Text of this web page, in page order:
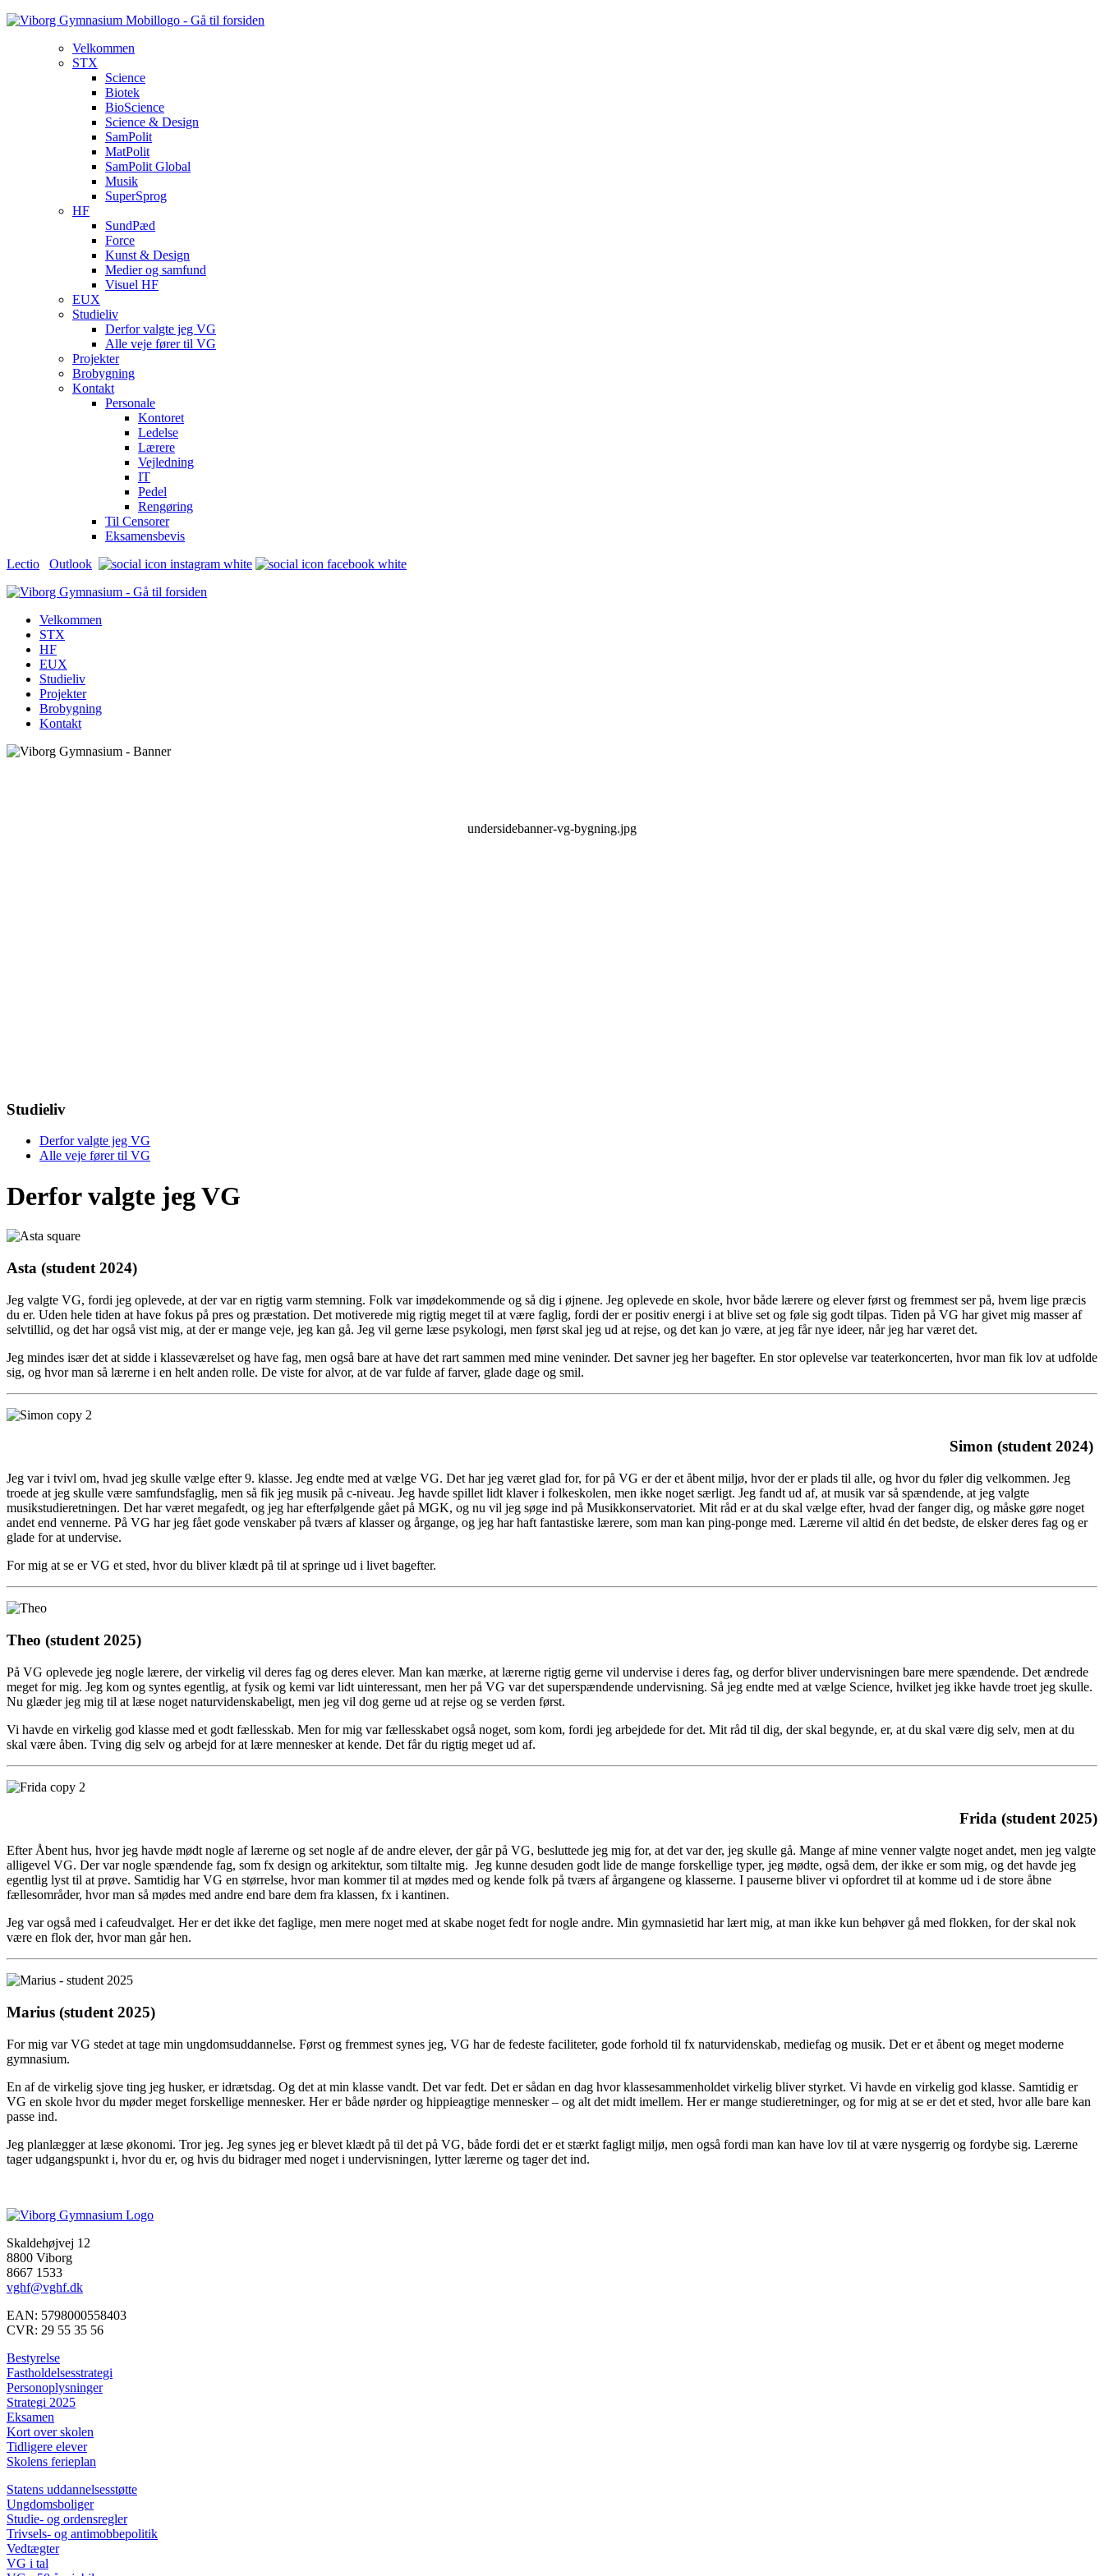
Velkommen
STX
Science
Biotek
BioScience
Science & Design
SamPolit
MatPolit
SamPolit Global
Musik
SuperSprog
HF
SundPæd
Force
Kunst & Design
Medier og samfund
Visuel HF
EUX
Studieliv
Derfor valgte jeg VG
Alle veje fører til VG
Projekter
Brobygning
Kontakt
Personale
Kontoret
Ledelse
Lærere
Vejledning
IT
Pedel
Rengøring
Til Censorer
Eksamensbevis
Lectio
Outlook
Velkommen
STX
HF
EUX
Studieliv
Projekter
Brobygning
Kontakt
undersidebanner-vg-bygning.jpg
Studieliv
Derfor valgte jeg VG
Alle veje fører til VG
Derfor valgte jeg VG
Asta (student 2024)
Jeg valgte VG, fordi jeg oplevede, at der var en rigtig varm stemning. Folk var imødekommende og så dig i øjnene. Jeg oplevede en skole, hvor både lærere og elever først og fremmest ser på, hvem lige præcis
du er. Uden hele tiden at have fokus på pres og præstation. Det motiverede mig rigtig meget til at være faglig, fordi der er positiv energi i at blive set og føle sig godt tilpas. Tiden på VG har givet mig masser af
selvtillid, og det har også vist mig, at der er mange veje, jeg kan gå. Jeg vil gerne læse psykologi, men først skal jeg ud at rejse, og det kan jo være, at jeg får nye ideer, når jeg har været det.
Jeg mindes især det at sidde i klasseværelset og have fag, men også bare at have det rart sammen med mine veninder. Det savner jeg her bagefter. En stor oplevelse var teaterkoncerten, hvor man fik lov at udfolde
sig, og hvor man så lærerne i en helt anden rolle. De viste for alvor, at de var fulde af farver, glade dage og smil.
Simon (student 2024)
Jeg var i tvivl om, hvad jeg skulle vælge efter 9. klasse. Jeg endte med at vælge VG. Det har jeg været glad for, for på VG er der et åbent miljø, hvor der er plads til alle, og hvor du føler dig velkommen. Jeg
troede at jeg skulle være samfundsfaglig, men så fik jeg musik på c-niveau. Jeg havde spillet lidt klaver i folkeskolen, men ikke noget særligt. Jeg fandt ud af, at musik var så spændende, at jeg valgte
musikstudieretningen. Det har været megafedt, og jeg har efterfølgende gået på MGK, og nu vil jeg søge ind på Musikkonservatoriet. Mit råd er at du skal vælge efter, hvad der fanger dig, og måske gøre noget
andet end vennerne. På VG har jeg fået gode venskaber på tværs af klasser og årgange, og jeg har haft fantastiske lærere, som man kan ping-ponge med. Lærerne vil altid én det bedste, de elsker deres fag og er
glade for at undervise.
For mig at se er VG et sted, hvor du bliver klædt på til at springe ud i livet bagefter.
Theo (student 2025)
På VG oplevede jeg nogle lærere, der virkelig vil deres fag og deres elever. Man kan mærke, at lærerne rigtig gerne vil undervise i deres fag, og derfor bliver undervisningen bare mere spændende. Det ændrede
meget for mig. Jeg kom og syntes egentlig, at fysik og kemi var lidt uinteressant, men her på VG var det superspændende undervisning. Så jeg endte med at vælge Science, hvilket jeg ikke havde troet jeg skulle.
Nu glæder jeg mig til at læse noget naturvidenskabeligt, men jeg vil dog gerne ud at rejse og se verden først.
Vi havde en virkelig god klasse med et godt fællesskab. Men for mig var fællesskabet også noget, som kom, fordi jeg arbejdede for det. Mit råd til dig, der skal begynde, er, at du skal være dig selv, men at du
skal være åben. Tving dig selv og arbejd for at lære mennesker at kende. Det får du rigtig meget ud af.
Frida (student 2025)
Efter Åbent hus, hvor jeg havde mødt nogle af lærerne og set nogle af de andre elever, der går på VG, besluttede jeg mig for, at det var der, jeg skulle gå. Mange af mine venner valgte noget andet, men jeg valgte
alligevel VG. Der var nogle spændende fag, som fx design og arkitektur, som tiltalte mig. Jeg kunne desuden godt lide de mange forskellige typer, jeg mødte, også dem, der ikke er som mig, og det havde jeg
egentlig lyst til at prøve. Samtidig har VG en størrelse, hvor man kommer til at mødes med og kende folk på tværs af årgangene og klasserne. I pauserne bliver vi opfordret til at komme ud i de store åbne
fællesområder, hvor man så mødes med andre end bare dem fra klassen, fx i kantinen.
Jeg var også med i cafeudvalget. Her er det ikke det faglige, men mere noget med at skabe noget fedt for nogle andre. Min gymnasietid har lært mig, at man ikke kun behøver gå med flokken, for der skal nok
være en flok der, hvor man går hen.
Marius (student 2025)
For mig var VG stedet at tage min ungdomsuddannelse. Først og fremmest synes jeg, VG har de fedeste faciliteter, gode forhold til fx naturvidenskab, mediefag og musik. Det er et åbent og meget moderne
gymnasium.
En af de virkelig sjove ting jeg husker, er idrætsdag. Og det at min klasse vandt. Det var fedt. Det er sådan en dag hvor klassesammenholdet virkelig bliver styrket. Vi havde en virkelig god klasse. Samtidig er
VG en skole hvor du møder meget forskellige mennesker. Her er både nørder og hippieagtige mennesker – og alt det midt imellem. Her er mange studieretninger, og for mig at se er det et sted, hvor alle bare kan
passe ind.
Jeg planlægger at læse økonomi. Tror jeg. Jeg synes jeg er blevet klædt på til det på VG, både fordi det er et stærkt fagligt miljø, men også fordi man kan have lov til at være nysgerrig og fordybe sig. Lærerne
tager udgangspunkt i, hvor du er, og hvis du bidrager med noget i undervisningen, lytter lærerne og tager det ind.
Skaldehøjvej 12
8800 Viborg
8667 1533
vghf@vghf.dk
EAN: 5798000558403
CVR: 29 55 35 56
Bestyrelse
Fastholdelsesstrategi
Personoplysninger
Strategi 2025
Eksamen
Kort over skolen
Tidligere elever
Skolens ferieplan
Statens uddannelsesstøtte
Ungdomsboliger
Studie- og ordensregler
Trivsels- og antimobbepolitik
Vedtægter
VG i tal